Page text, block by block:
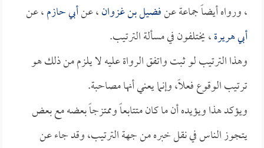
، ورواه أيضاً جماعة عنفضيل بن غزوان، عنأبي حازم، عن
أبي هريرة، يختلفون في مسألة الترتيب.
وهذا الترتيب لو ثبت واتفق الرواة عليه لا يلزم من ذلك هو
ترتيب الوقوع فعلاً، وإنما يعني أنها مصاحبة.
ويؤكد هذا ويؤيده أن ما كان متتابعاً وممتزجاً بعضه مع بعض
يتجوز الناس في نقل خبره من جهة الترتيب، وقد جاء عن